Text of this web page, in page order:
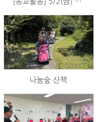
나눔숲 산책